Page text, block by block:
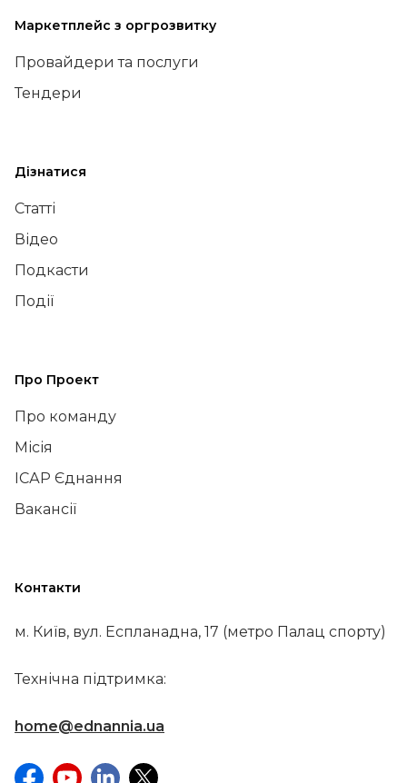
Маркетплейс з оргрозвитку
Провайдери та послуги
Тендери
Дізнатися
Статті
Відео
Подкасти
Події
Про Проект
Про команду
Місія
ІСАР Єднання
Вакансії
Контакти
м. Київ, вул. Еспланадна, 17 (метро Палац спорту)
Технічна підтримка:
home@ednannia.ua